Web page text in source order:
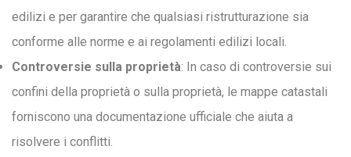
edilizi e per garantire che qualsiasi ristrutturazione sia
conforme alle norme e ai regolamenti edilizi locali.
Controversie sulla proprietà: In caso di controversie sui
confini della proprietà o sulla proprietà, le mappe catastali
forniscono una documentazione ufficiale che aiuta a
risolvere i conflitti.